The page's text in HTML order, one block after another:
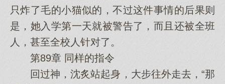
只炸了毛的小猫似的，不过这件事情的后果则
是，她入学第一天就被警告了，而且还被全班
人，甚至全校人针对了。
第89章 同样的指令
回过神，沈炙站起身，大步往外走去，“那